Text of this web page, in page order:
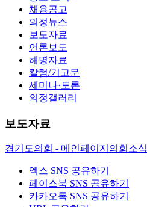
채용공고
의정뉴스
보도자료
언론보도
해명자료
칼럼/기고문
세미나·토론
의정갤러리
보도자료
경기도의회 - 메인페이지 의회소식
엑스 SNS 공유하기
페이스북 SNS 공유하기
카카오톡 SNS 공유하기